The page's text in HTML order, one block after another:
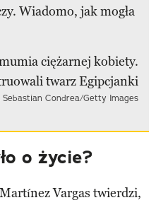
Wiadomo, jak mogła
Sebastian Condrea/Getty Images
o życie?
Vargas twierdzi,